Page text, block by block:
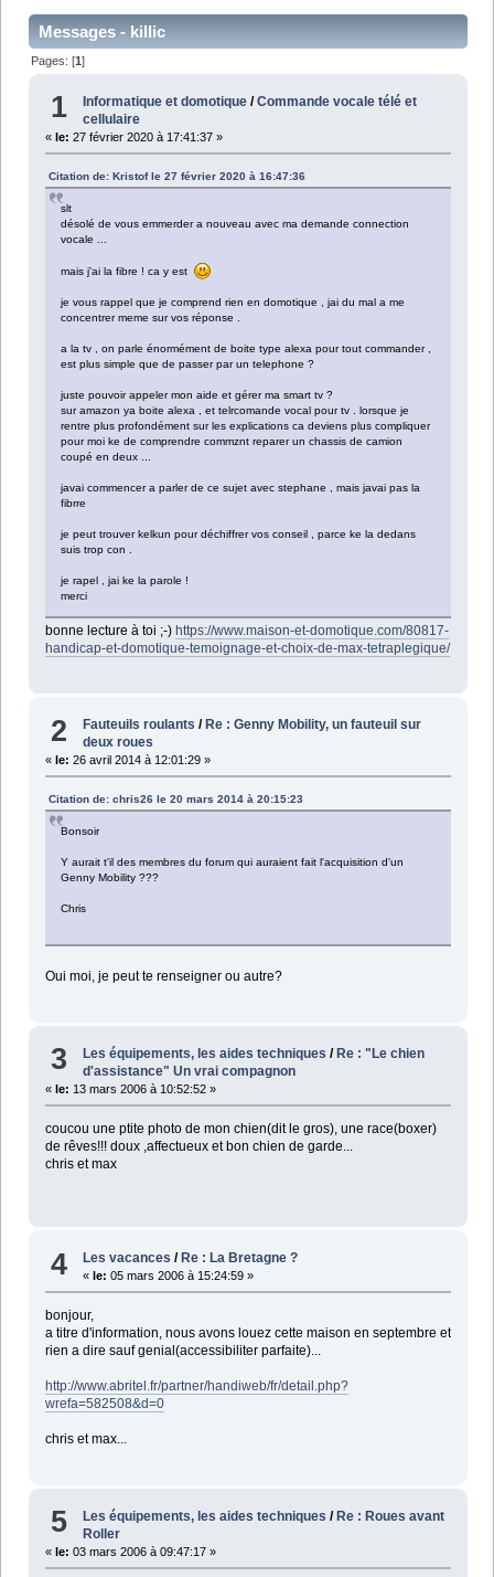
Messages - killic
Pages: [1]
1 Informatique et domotique /Commande vocale télé et
cellulaire
« le: 27 février 2020 à 17:41:37 »
Citation de: Kristof le 27 février 2020 à 16:47:36
slt
désolé de vous emmerder a nouveau avec ma demande connection
vocale ...
mais j'ai la fibre ! ca y est
je vous rappel que je comprend rien en domotique , jai du mal a me
concentrer meme sur vos réponse .
a la tv , on parle énormément de boite type alexa pour tout commander ,
est plus simple que de passer par un telephone ?
juste pouvoir appeler mon aide et gérer ma smart tv ?
sur amazon ya boite alexa , et telrcomande vocal pour tv . lorsque je
rentre plus profondément sur les explications ca deviens plus compliquer
pour moi ke de comprendre commznt reparer un chassis de camion
coupé en deux ...
javai commencer a parler de ce sujet avec stephane , mais javai pas la
fibrre
je peut trouver kelkun pour déchiffrer vos conseil , parce ke la dedans
suis trop con .
je rapel , jai ke la parole !
merci
bonne lecture à toi ;-) https://www.maison-et-domotique.com/80817-
handicap-et-domotique-temoignage-et-choix-de-max-tetraplegique/
2 Fauteuils roulants / Re : Genny Mobility, un fauteuil sur
deux roues
« le: 26 avril 2014 à 12:01:29 »
Citation de: chris26 le 20 mars 2014 à 20:15:23
Bonsoir
Y aurait t'il des membres du forum qui auraient fait l'acquisition d'un
Genny Mobility ???
Chris
Oui moi, je peut te renseigner ou autre?
3 Les équipements, les aides techniques /Re : "Le chien
d'assistance" Un vrai compagnon
« le: 13 mars 2006 à 10:52:52 »
coucou une ptite photo de mon chien(dit le gros), une race(boxer)
de rêves!!! doux ,affectueux et bon chien de garde...
chris et max
4 Les vacances / Re : La Bretagne ?
« le: 05 mars 2006 à 15:24:59 »
bonjour,
a titre d'information, nous avons louez cette maison en septembre et
rien a dire sauf genial(accessibiliter parfaite)...
http://www.abritel.fr/partner/handiweb/fr/detail.php?
wrefa=582508&d=0
chris et max...
5 Les équipements, les aides techniques /Re : Roues avant
Roller
« le: 03 mars 2006 à 09:47:17 »